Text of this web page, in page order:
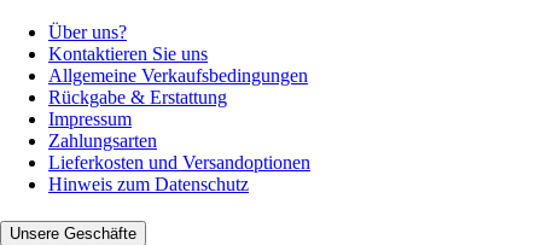
Über uns?
Kontaktieren Sie uns
Allgemeine Verkaufsbedingungen
Rückgabe & Erstattung
Impressum
Zahlungsarten
Lieferkosten und Versandoptionen
Hinweis zum Datenschutz
Unsere Geschäfte